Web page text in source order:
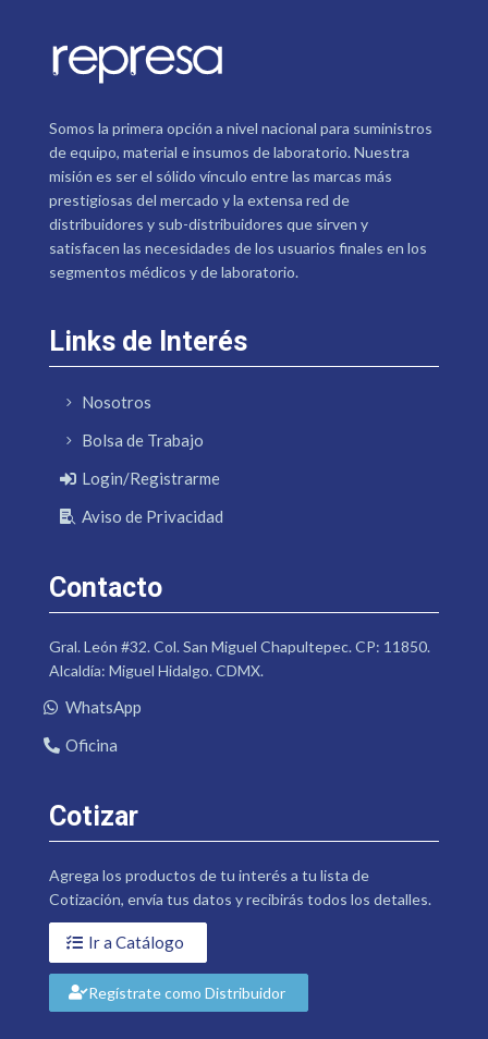
Somos la primera opción a nivel nacional para suministros
de equipo, material e insumos de laboratorio. Nuestra
misión es ser el sólido vínculo entre las marcas más
prestigiosas del mercado y la extensa red de
distribuidores y sub-distribuidores que sirven y
satisfacen las necesidades de los usuarios finales en los
segmentos médicos y de laboratorio.
Links de Interés
Nosotros
Bolsa de Trabajo
Login/Registrarme
Aviso de Privacidad
Contacto
Gral. León #32. Col. San Miguel Chapultepec. CP: 11850.
Alcaldía: Miguel Hidalgo. CDMX.
WhatsApp
Oficina
Cotizar
Agrega los productos de tu interés a tu lista de
Cotización, envía tus datos y recibirás todos los detalles.
Ir a Catálogo
Regístrate como Distribuidor